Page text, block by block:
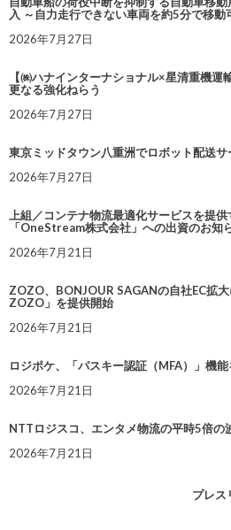
入 ～自力走行できない車両を約5分で移動
2026年7月27日
【㈱ハナインターナショナル×星清重機
更なる強化ねらう
2026年7月27日
東京ミッドタウン八重洲でロボット配送
2026年7月27日
上組／コンテナ物流最適化サービスを提
「OneStream株式会社」への出資のお知
2026年7月21日
ZOZO、BONJOUR SAGANの自社EC拡
ZOZO」を提供開始
2026年7月21日
ロジポケ、「パスキー認証（MFA）」機
2026年7月21日
NTTロジスコ、エンタメ物流の平時5倍
2026年7月21日
プレス